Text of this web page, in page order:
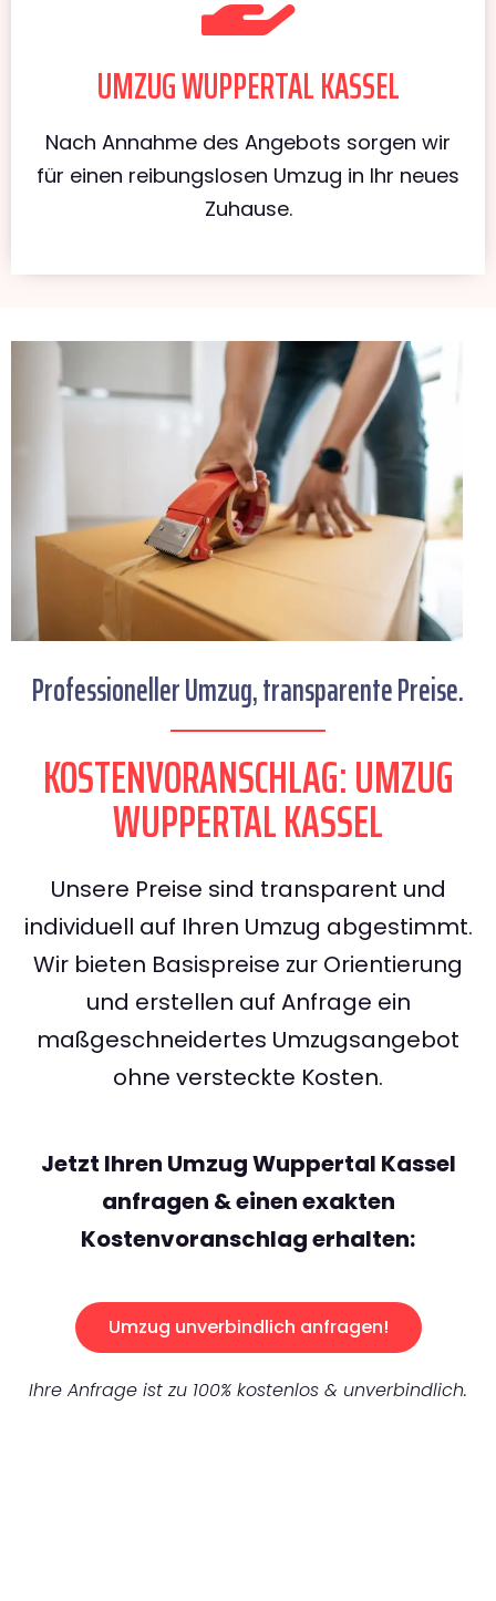
UMZUG WUPPERTAL KASSEL
Nach Annahme des Angebots sorgen wir
für einen reibungslosen Umzug in Ihr neues
Zuhause.
Professioneller Umzug, transparente Preise.
KOSTENVORANSCHLAG: UMZUG
WUPPERTAL KASSEL
Unsere Preise sind transparent und
individuell auf Ihren Umzug abgestimmt.
Wir bieten Basispreise zur Orientierung
und erstellen auf Anfrage ein
maßgeschneidertes Umzugsangebot
ohne versteckte Kosten.
Jetzt Ihren Umzug Wuppertal Kassel
anfragen & einen exakten
Kostenvoranschlag erhalten:
Umzug unverbindlich anfragen!
Ihre Anfrage ist zu 100% kostenlos & unverbindlich.